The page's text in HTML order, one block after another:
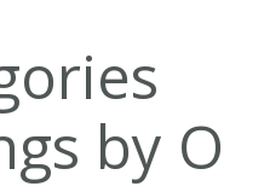
by O